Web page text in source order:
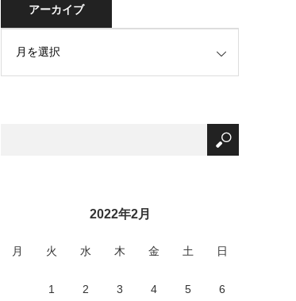
アーカイブ
2022年2月
月 火 水 木 金 土 日
1 2 3 4 5 6